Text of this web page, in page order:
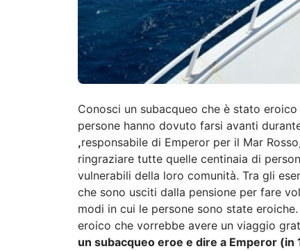
Conosci un subacqueo che è stato
persone hanno dovuto farsi avanti
,responsabile di Emperor per il Mar
ringraziare tutte quelle centinaia di
vulnerabili della loro comunità. Tra gli
che sono usciti dalla pensione per fare
modi in cui le persone sono state
eroico che vorrebbe avere un viaggio
un subacqueo eroe e dire a Emperor